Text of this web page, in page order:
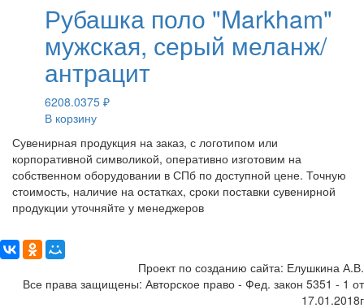
Рубашка поло "Markham"
мужская, серый меланж/
антрацит
6208.0375 ₽
В корзину
Сувенирная продукция на заказ, с логотипом или
корпоративной символикой, оперативно изготовим на
собственном оборудовании в СПб по доступной цене. Точную
стоимость, наличие на остатках, сроки поставки сувенирной
продукции уточняйте у менеджеров
Проект по созданию сайта: Елушкина А.В.
Все права защищены: Авторское право - Фед. закон 5351 - 1 от
17.01.2018г